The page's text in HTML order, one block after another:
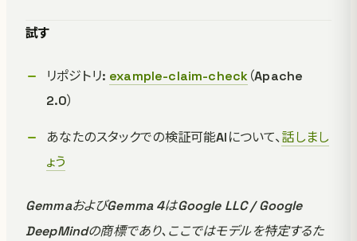
試す
リポジトリ: example-claim-check（Apache
2.0）
あなたのスタックでの検証可能AIについて、話しまし
ょう
GemmaおよびGemma 4はGoogle LLC / Google
DeepMindの商標であり、ここではモデルを特定するた